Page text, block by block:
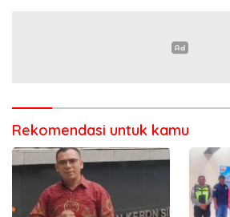
Rekomendasi untuk kamu